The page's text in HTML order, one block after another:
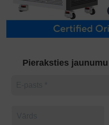
Pieraksties